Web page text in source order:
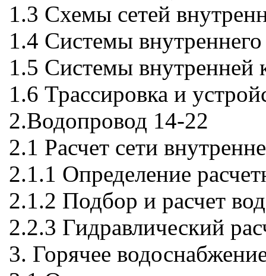
1.3 Схемы сетей
1.4 Системы
1.5 Системы внутренней
1.6 Трассировка и
2.Водопровод 14-22
2.1 Расчет сети
2.1.1 Определение
2.1.2 Подбор и расчет
2.2.3 Гидравлический
3. Горячее